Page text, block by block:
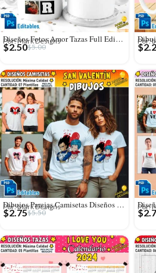
Diseños Fotos Amor Tazas Full Editables
Por: Mark Designs
$5.00
$2.50
Por:
$
Dibujos Parejas Camisetas Diseños Editables
Por: Mark Designs
$5.50
$2.75
Por:
$